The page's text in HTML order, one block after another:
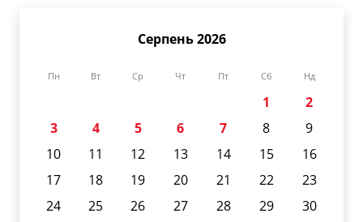
Серпень 2026
Пн Вт Ср Чт Пт Сб Нд
1
2
3
4 5 6 7 8
9
10
11 12 13 14 15
16
17
18 19 20 21 22
23
24
25 26 27 28 29
30